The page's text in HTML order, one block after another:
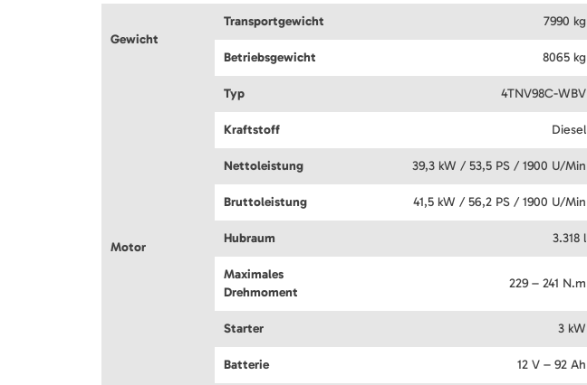
Gewicht
Transportgewicht 7990 kg
Betriebsgewicht 8065 kg
Motor
Typ 4TNV98C-WBV
Kraftstoff Diesel
Nettoleistung 39,3 kW / 53,5 PS / 1900 U/Min
Bruttoleistung 41,5 kW / 56,2 PS / 1900 U/Min
Hubraum 3.318 l
Maximales
Drehmoment
229 – 241 N.m
Starter 3 kW
Batterie 12 V – 92 Ah